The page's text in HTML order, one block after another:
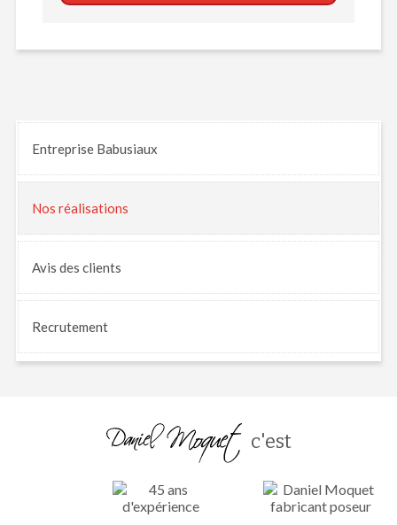
Entreprise Babusiaux
Nos réalisations
Avis des clients
Recrutement
c'est